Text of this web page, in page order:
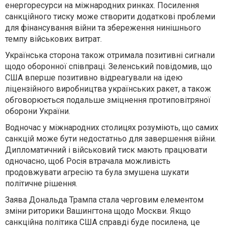
енергоресурси на міжнародних ринках. Посилення
санкційного тиску може створити додаткові проблеми
для фінансування війни та збереження нинішнього
темпу військових витрат.
Українська сторона також отримала позитивні сигнали
щодо оборонної співпраці. Зеленський повідомив, що
США вперше позитивно відреагували на ідею
ліцензійного виробництва українських ракет, а також
обговорюється подальше зміцнення протиповітряної
оборони України.
Водночас у міжнародних столицях розуміють, що самих
санкцій може бути недостатньо для завершення війни.
Дипломатичний і військовий тиск мають працювати
одночасно, щоб Росія втрачала можливість
продовжувати агресію та була змушена шукати
політичне рішення.
Заява Дональда Трампа стала черговим елементом
зміни риторики Вашингтона щодо Москви. Якщо
санкційна політика США справді буде посилена, це